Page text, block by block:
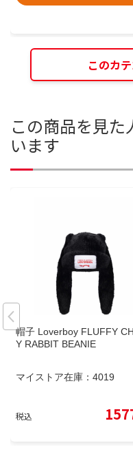
このカ
この商品を見
います
帽子 Loverboy FLUFFY
Y RABBIT BEANIE
マイストア在庫： 4019
税込